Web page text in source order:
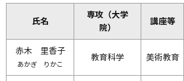
氏名
専攻（大学
院）
講座等
赤木 里香子
あかぎ りかこ
教育科学 美術教育